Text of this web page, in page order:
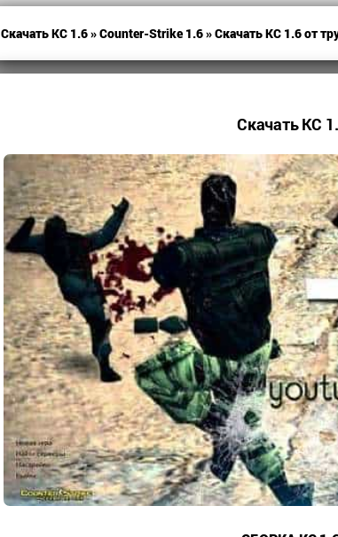
Скачать КС 1.6»Counter-Strike 1.6» Скачать КС 1.6 от
Скачать КС